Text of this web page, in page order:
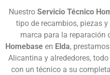
Nuestro Servicio Técnico
tipo de recambios, piezas
marca para la reparación
Homebaseen Elda,
Alicantina y alrededores,
con un técnico a su